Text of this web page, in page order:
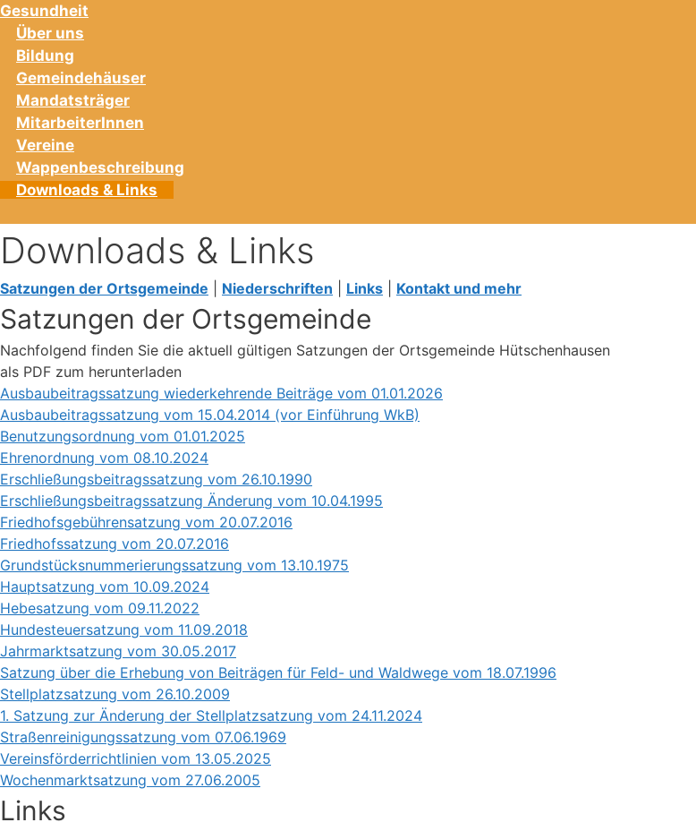
Gesundheit
Über uns
Bildung
Gemeindehäuser
Mandatsträger
MitarbeiterInnen
Vereine
Wappenbeschreibung
Downloads & Links
Downloads & Links
Satzungen der Ortsgemeinde Niederschriften Links Kontakt und mehr
Satzungen der Ortsgemeinde
Nachfolgend finden Sie die aktuell gültigen Satzungen der Ortsgemeinde Hütschenhausen
als PDF zum herunterladen
Ausbaubeitragssatzung wiederkehrende Beiträge vom 01.01.2026
Ausbaubeitragssatzung vom 15.04.2014 (vor Einführung WkB)
Benutzungsordnung vom 01.01.2025
Ehrenordnung vom 08.10.2024
Erschließungsbeitragssatzung vom 26.10.1990
Erschließungsbeitragssatzung Änderung vom 10.04.1995
Friedhofsgebührensatzung vom 20.07.2016
Friedhofssatzung vom 20.07.2016
Grundstücksnummerierungssatzung vom 13.10.1975
Hauptsatzung vom 10.09.2024
Hebesatzung vom 09.11.2022
Hundesteuersatzung vom 11.09.2018
Jahrmarktsatzung vom 30.05.2017
Satzung über die Erhebung von Beiträgen für Feld- und Waldwege vom 18.07.1996
Stellplatzsatzung vom 26.10.2009
1. Satzung zur Änderung der Stellplatzsatzung vom 24.11.2024
Straßenreinigungssatzung vom 07.06.1969
Vereinsförderrichtlinien vom 13.05.2025
Wochenmarktsatzung vom 27.06.2005
Links